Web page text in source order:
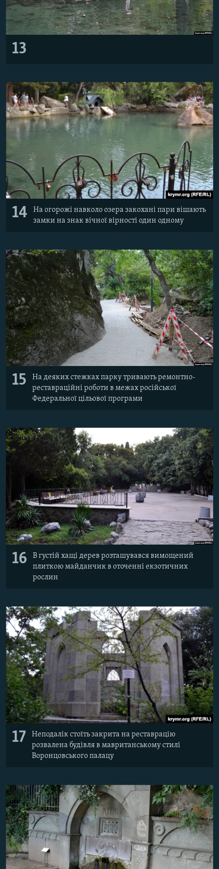
13
14
На огорожі навколо озера закохані пари вішають
замки на знак вічної вірності один одному
15
На деяких стежках парку тривають ремонтно-
реставраційні роботи в межах російської
Федеральної цільової програми
16
В густій хащі дерев розташувався вимощений
плиткою майданчик в оточенні екзотичних
рослин
17
Неподалік стоїть закрита на реставрацію
розвалена будівля в мавританському стилі
Воронцовського палацу